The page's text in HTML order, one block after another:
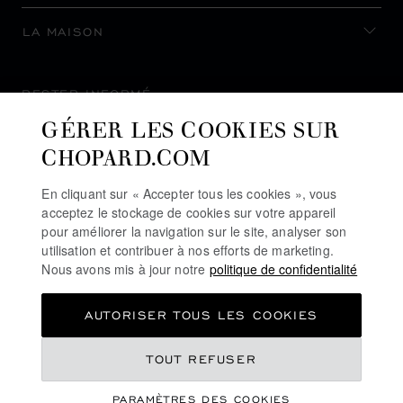
LA MAISON
RESTER INFORMÉ
S’INSCRIRE À LA NEWSLETTER
POLITIQUE DES COOKIES
GÉRER LES COOKIES SUR
CHOPARD.COM
En cliquant sur « Accepter tous les cookies », vous
acceptez le stockage de cookies sur votre appareil
pour améliorer la navigation sur le site, analyser son
utilisation et contribuer à nos efforts de marketing.
Nous avons mis à jour notre politique de confidentialité
PARAMÈTRES DES COOKIES
TOUT REFUSER
AUTORISER TOUS LES COOKIES